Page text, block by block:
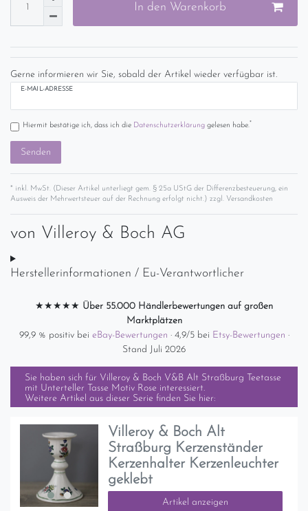
In den Warenkorb
Gerne informieren wir Sie, sobald der Artikel wieder verfügbar ist.
E-MAIL-ADRESSE
Hiermit bestätige ich, dass ich die Daten­schutz­erklärunggelesen habe.*
Senden
* inkl. MwSt. (Dieser Artikel unterliegt gem. § 25a UStG der Differenzbesteuerung, ein
Ausweis der Mehrwertsteuer auf der Rechnung erfolgt nicht.) zzgl. Versandkosten
von Villeroy & Boch AG
Herstellerinformationen / Eu-Verantwortlicher
★★★★★ Über 55.000 Händlerbewertungen auf großen
Marktplätzen
99,9 % positiv bei eBay-Bewertungen · 4,9/5 bei Etsy-Bewertungen ·
Stand Juli 2026
Sie haben sich für Villeroy & Boch V&B Alt Straßburg Teetasse
mit Unterteller Tasse Motiv Rose interessiert.
Weitere Artikel aus dieser Serie finden Sie hier:
Villeroy & Boch Alt
Straßburg Kerzenständer
Kerzenhalter Kerzenleuchter
geklebt
Artikel anzeigen